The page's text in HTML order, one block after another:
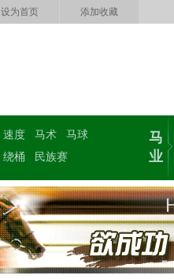
设为首页 添加收藏
速度 马术
马球
绕桶
民族赛
马
业